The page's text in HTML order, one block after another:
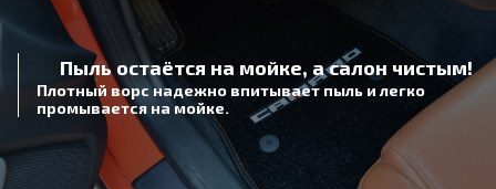
Пыль остаётся на мойке, а салон чистым!
Плотный ворс надежно впитывает пыль и легко
промывается на мойке.